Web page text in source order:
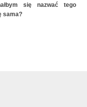
się nazwać tego
sama?